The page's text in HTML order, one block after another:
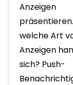
Anzeigen
welche Art
Anzeigen
sich? Push-